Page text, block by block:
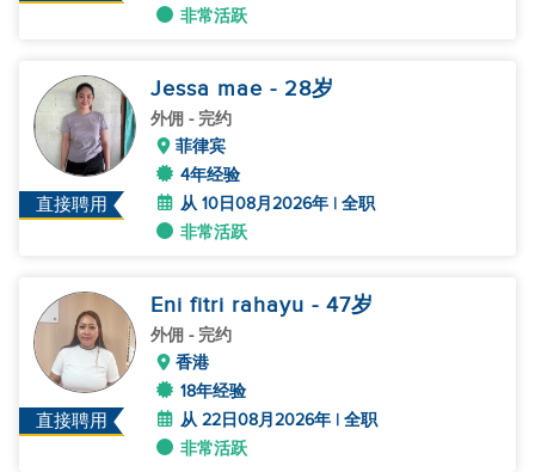
非常活跃
直接聘用
Jessa mae - 28岁
外佣 - 完约
菲律宾
4年经验
从 10日08月2026年 | 全职
非常活跃
直接聘用
Eni fitri rahayu - 47岁
外佣 - 完约
香港
18年经验
从 22日08月2026年 | 全职
非常活跃